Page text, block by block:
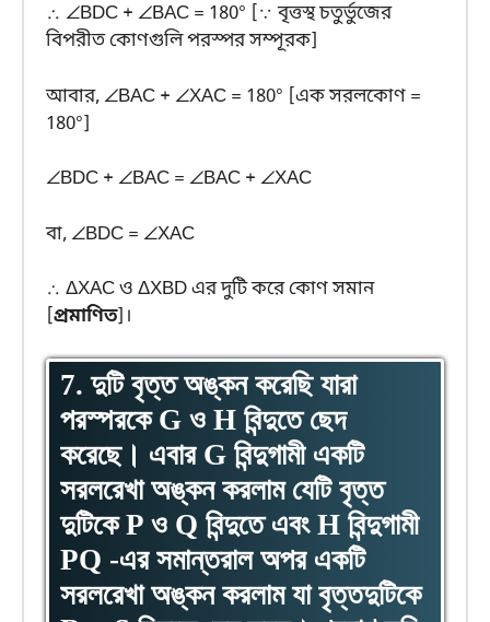
∴ ∠BDC + ∠BAC = 180° [∵ বৃত্তস্থ চতুর্ভুজের
বিপরীত কোণগুলি পরস্পর সম্পূরক]
আবার, ∠BAC + ∠XAC = 180° [এক সরলকোণ =
180°]
∠BDC + ∠BAC = ∠BAC + ∠XAC
বা, ∠BDC = ∠XAC
∴ ΔXAC ও ΔXBD এর দুটি করে কোণ সমান
[প্রমাণিত]।
7. দুটি বৃত্ত অঙ্কন করেছি যারা
পরস্পরকে G ও H বিন্দুতে ছেদ
করেছে। এবার G বিন্দুগামী একটি
সরলরেখা অঙ্কন করলাম যেটি বৃত্ত
দুটিকে P ও Q বিন্দুতে এবং H বিন্দুগামী
PQ -এর সমান্তরাল অপর একটি
সরলরেখা অঙ্কন করলাম যা বৃত্তদুটিকে